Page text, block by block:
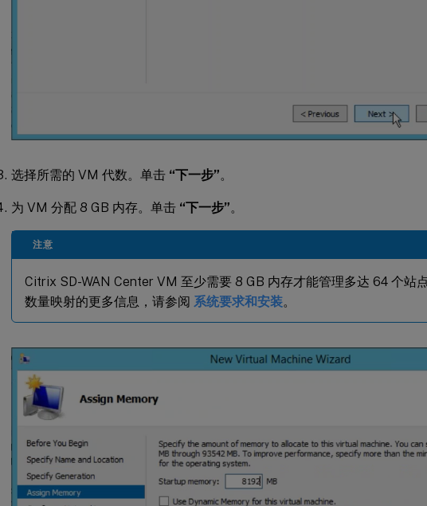
选择所需的 VM 代数。单击 “下一步”。
为 VM 分配 8 GB 内存。单击 “下一步”。
注意
Citrix SD-WAN Center VM 至少需要 8 GB 内存才能管理多达 64 个站
数量映射的更多信息，请参阅 系统要求和安装。